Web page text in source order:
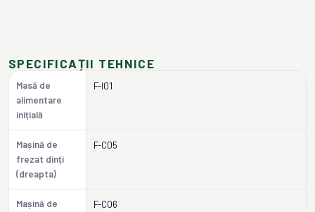
SPECIFICAȚII TEHNICE
Masă de
alimentare
inițială
F-I01
Mașină de
frezat dinți
(dreapta)
F-C05
Mașină de
F-C06